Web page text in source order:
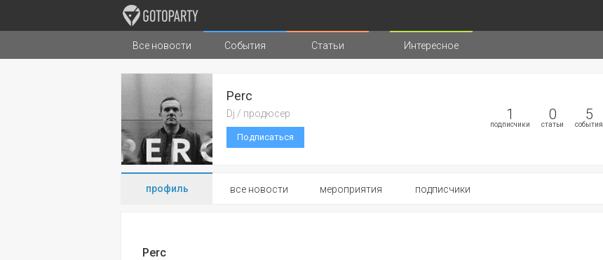
Города Музыка Типы страниц
Все новости События Статьи Интересное
1
подписчики
0
статьи
5
события
Perc
Dj / продюсер
Подписаться
профиль все новости мероприятия подписчики
Perc